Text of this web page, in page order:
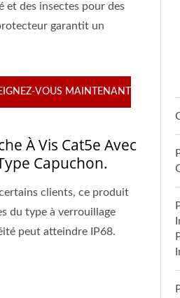
et des insectes pour des
garantit un
VOUS MAINTENANT
À Vis Cat5e Avec
Capuchon.
clients, ce produit
du type à verrouillage
peut atteindre IP68.